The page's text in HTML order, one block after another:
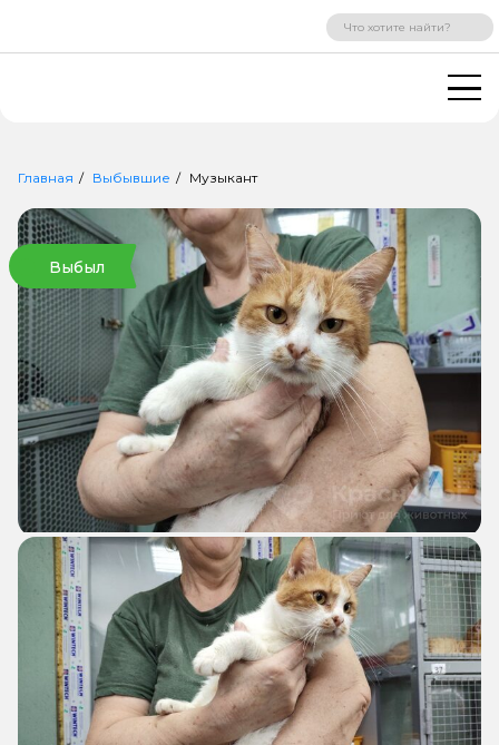
ВХОД РЕГИСТРАЦИЯ
Главная Выбывшие Музыкант
Выбыл